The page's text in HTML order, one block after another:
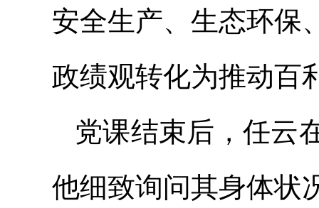
安全生产、生态环保
政绩观转化为推动百
党课结束后，任云
他细致询问其身体状